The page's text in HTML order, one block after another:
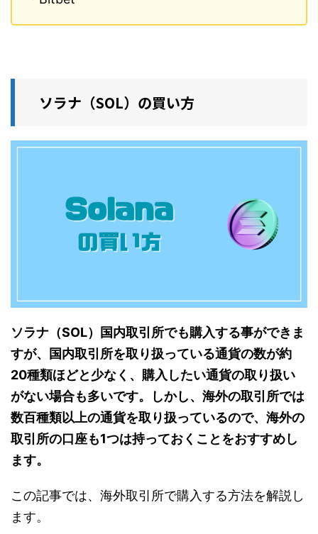
ソラナ（SOL）の買い方
ソラナ（SOL）国内取引所でも購入する事ができま
すが、国内取引所を取り扱っている通貨の数が約
20種類ほどと少なく、購入したい通貨の取り扱い
がない場合も多いです。しかし、海外の取引所では
数百種類以上の通貨を取り扱っているので、海外の
取引所の口座も1つは持っておくことをおすすめし
ます。
この記事では、海外取引所で購入する方法を解説し
ます。